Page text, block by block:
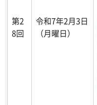
第2
8回
令和7年2月3日
（月曜日）